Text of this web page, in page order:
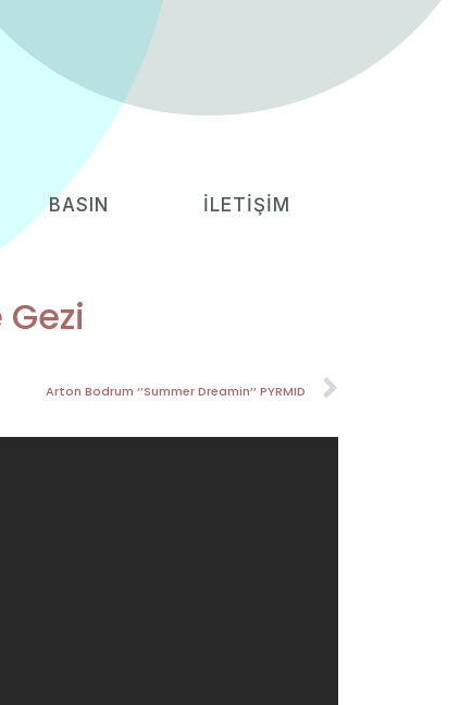
BASIN İLETİŞİM
Arton Bodrum ‘’Summer Dreamin’’ PYRMID